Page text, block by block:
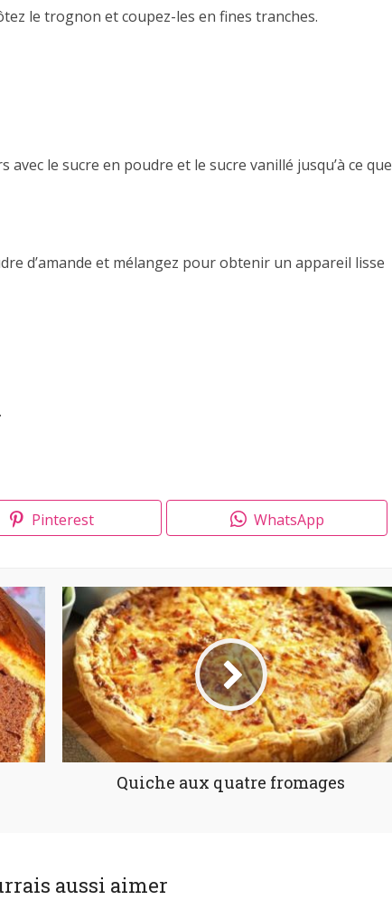
le trognon et coupez-les en fines tranches.
le sucre en poudre et le sucre vanillé jusqu’à ce que
d’amande et mélangez pour obtenir un appareil lisse
Pinterest WhatsApp
Quiche aux quatre fromages
aussi aimer